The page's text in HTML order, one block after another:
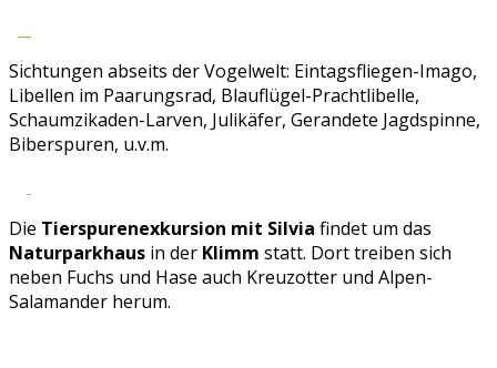
Sichtungen abseits der Vogelwelt: Eintagsfliegen-Imago,
Libellen im Paarungsrad, Blauflügel-Prachtlibelle,
Schaumzikaden-Larven, Julikäfer, Gerandete Jagdspinne,
Biberspuren, u.v.m.
Die Tierspurenexkursion mit Silvia findet um das
Naturparkhaus in der Klimm statt. Dort treiben sich
neben Fuchs und Hase auch Kreuzotter und Alpen-
Salamander herum.